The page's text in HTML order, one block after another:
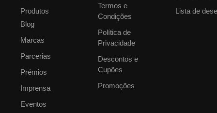
Produtos
Blog
Marcas
Parcerias
Prémios
Imprensa
Eventos
Termos e
Condições
Política de
Privacidade
Descontos e
Cupões
Promoções
Lista de